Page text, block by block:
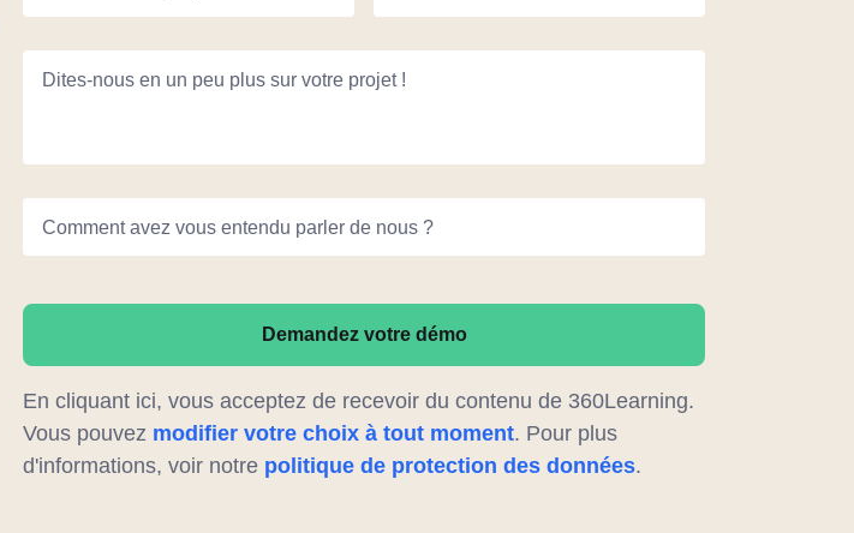
Dites-nous en un peu plus sur votre projet !
Comment avez vous entendu parler de nous ?
Demandez votre démo
En cliquant ici, vous acceptez de recevoir du contenu de 360Learning.
Vous pouvez modifier votre choix à tout moment. Pour plus
d'informations, voir notre politique de protection des données.